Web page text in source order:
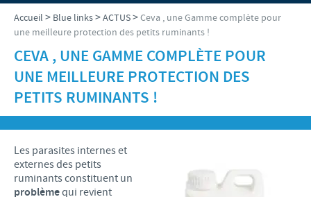
Ceva Santé Animale Tunisie
Production
Recherche et développement
Nos valeurs
Notre mission
Notre histoire
LE PROGRAMME ETHIQUE ET CONFORMITÉ DU
Volailles
Ovins - Caprins
Bovins
Animaux de Compagnie
ACTUALITÉS ET MÉDIA
Ceva News
ACTUS
Nos vidéos
RESPONSABILITÉS
Importance de la responsabilité
Contributions
Programmes de soutien internationaux
Partenariats scientifiques
OFFRES D'EMPLOI
Nos principaux métiers
Processus de recrutement
BLUE LINKS
Privilèges Blue links
CONTACT
Accueil > Blue links>ACTUS>Ceva , une Gamme complète pour
une meilleure protection des petits ruminants !
CEVA , UNE GAMME COMPLÈTE POUR
UNE MEILLEURE PROTECTION DES
PETITS RUMINANTS !
Les parasites internes et
externes des petits
ruminants constituent un
problèmequi revient